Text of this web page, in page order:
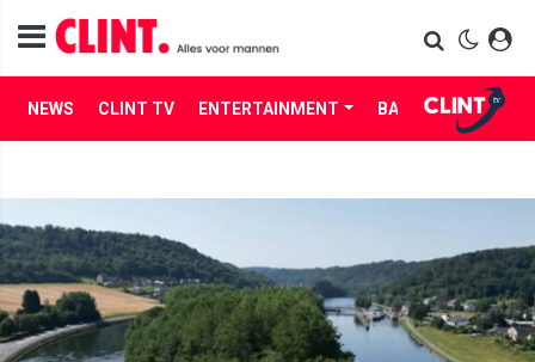
NEWS CLINT TV ENTERTAINMENT BABES LIFE